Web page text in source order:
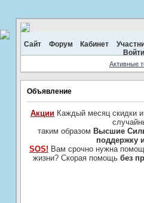
Сайт Форум Кабинет
Войти
Активные
Объявление
АкцииКаждый месяц скидки
таким образом Высшие
поддержку
SOS! Вам срочно нужна
жизни? Скорая помощь без